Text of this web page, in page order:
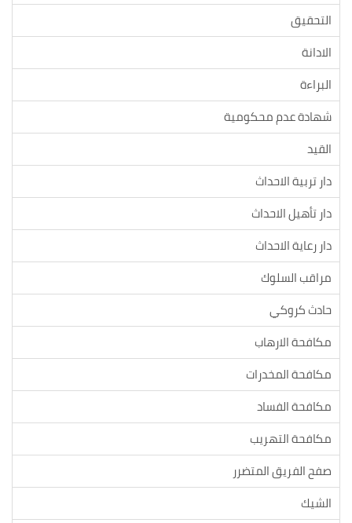
التحقيق
الادانة
البراءة
شهادة عدم محكومية
القيد
دار تربية الاحداث
دار تأهيل الاحداث
دار رعاية الاحداث
مراقب السلوك
حادث كروكي
مكافحة الارهاب
مكافحة المخدرات
مكافحة الفساد
مكافحة التهريب
صفح الفريق المتضرر
الشيك